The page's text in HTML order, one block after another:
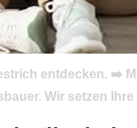
entdecken. ➡️
Wir setzen Ihre